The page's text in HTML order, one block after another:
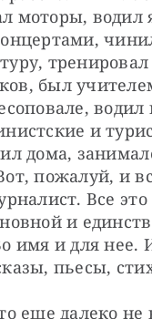
моторы, водил
тренировал
был
водил
и
дома,
пожалуй, и
Все это
и
имя и для нее.
пьесы,
еще далеко не